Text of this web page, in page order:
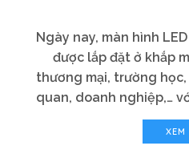
Ngày nay, màn hình
được lắp đặt ở khắp
thương mại, trường
quan, doanh nghiệp,…
XEM